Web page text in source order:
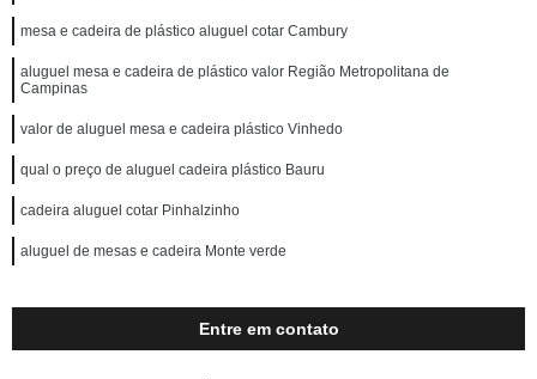
mesa e cadeira de plástico aluguel cotar Cambury
aluguel mesa e cadeira de plástico valor Região Metropolitana de
Campinas
valor de aluguel mesa e cadeira plástico Vinhedo
qual o preço de aluguel cadeira plástico Bauru
cadeira aluguel cotar Pinhalzinho
aluguel de mesas e cadeira Monte verde
Entre em contato